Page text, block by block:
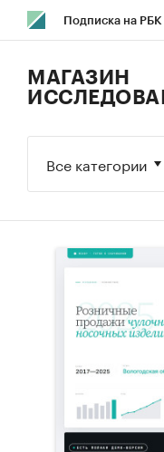
Подписка на РБК
Исследования
МАГАЗИН
Все категории